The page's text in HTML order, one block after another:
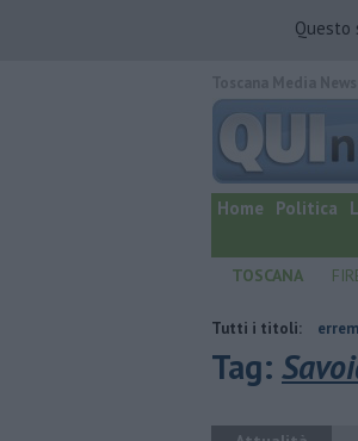
Questo
quotidiano online.
Home Politica
TOSCANA
Tutti i titoli:
Nuova scossa di terremoto a Pisa
Tag: